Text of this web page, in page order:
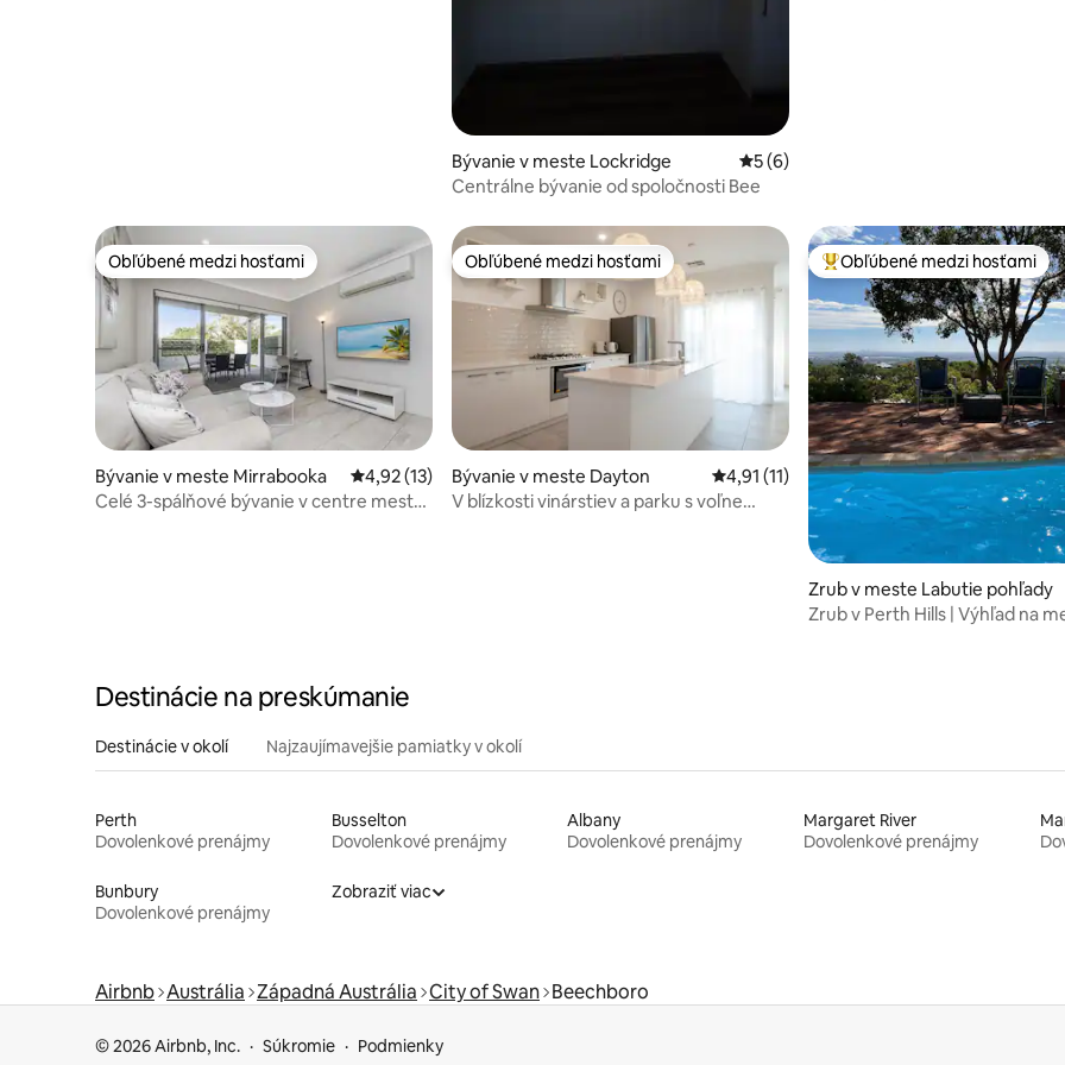
Bývanie v meste Lockridge Priemerné ohodnotenie 5 z 5, počet
5 (6)
Centrálne bývanie od spoločnosti Bee
Obľúbené medzi hosťami
Obľúbené medzi hosťami
Bývanie v meste Mirrabooka Priemerné ohodnotenie 4,92 z 5, počet hodnotení: 13
4,92 (13)
Celé 3-spálňové bývanie v centre mesta
Obľúbené medzi hosťami
Obľúbené medzi hosťami
Bývanie v meste Dayton Priemerné ohodnotenie 4,91 z 5, počet
4,91 (11)
V blízkosti vinárstiev a parku s voľne
Najobľúbenejšie medzi hosťami
Obľúbené medzi hosťami
Zrub v meste Labutie pohľady
Zrub v Perth Hills | Výhľad na
Destinácie na preskúmanie
Destinácie v okolí Najzaujímavejšie pamiatky v okolí
Perth
Dovolenkové prenájmy
Busselton
Dovolenkové prenájmy
Albany
Dovolenkové prenájmy
Margaret River
Dovolenkové prenájmy
Bunbury
Dovolenkové prenájmy
Zobraziť viac
Airbnb Austrália Západná Austrália City of Swan Beechboro
© 2026 Airbnb, Inc. Súkromie Podmienky